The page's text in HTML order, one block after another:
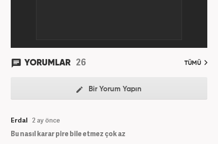
YORUMLAR 26 TÜMÜ
Bir Yorum Yapın
Erdal 2 ay önce
Bu nasıl karar pire bile etmez çok az